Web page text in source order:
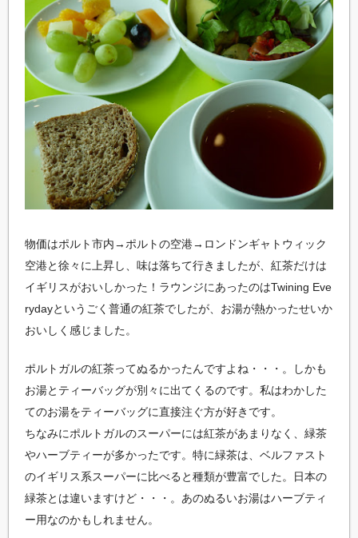
物価はポルト市内→ポルトの空港→ロンドンギャトウィック
空港と徐々に上昇し、味は落ちて行きましたが、紅茶だけは
イギリスがおいしかった！ラウンジにあったのはTwining Eve
rydayというごく普通の紅茶でしたが、お湯が熱かったせいか
おいしく感じました。
ポルトガルの紅茶ってぬるかったんですよね・・・。しかも
お湯とティーバッグが別々に出てくるのです。私はわかした
てのお湯をティーバッグに直接注ぐ方が好きです。
ちなみにポルトガルのスーパーには紅茶があまりなく、緑茶
やハーブティーが多かったです。特に緑茶は、ベルファスト
のイギリス系スーパーに比べると種類が豊富でした。日本の
緑茶とは違いますけど・・・。あのぬるいお湯はハーブティ
ー用なのかもしれません。